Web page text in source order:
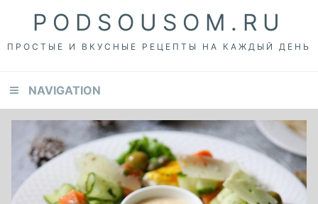
primary
content
footer
PODSOUSOM.RU
ПРОСТЫЕ И ВКУСНЫЕ РЕЦЕПТЫ НА КАЖДЫЙ ДЕНЬ
NAVIGATION